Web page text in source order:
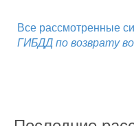
Все рассмотренные
ГИБДД по возврату